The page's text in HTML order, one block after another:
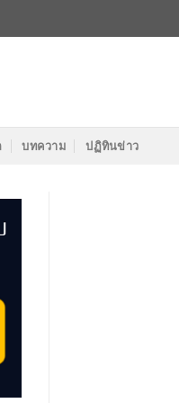
บทความ ปฏิทินข่าว